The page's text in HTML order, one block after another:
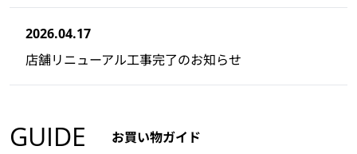
2026.04.17
店舗リニューアル工事完了のお知らせ
GUIDE お買い物ガイド